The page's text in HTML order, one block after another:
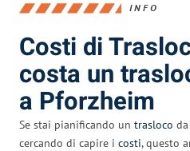
INFO
Costi di
costa un
a Pforzheim
Se stai pianificando un trasloco da
cercando di capire i costi, questo